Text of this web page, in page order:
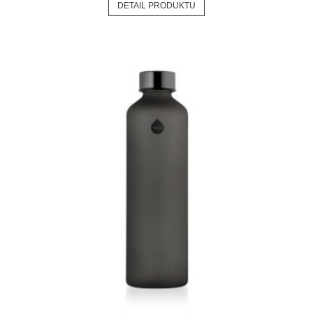
DETAIL PRODUKTU